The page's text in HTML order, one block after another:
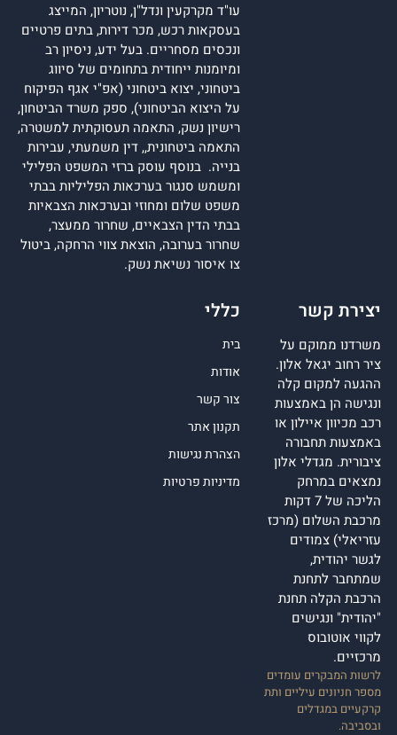
עו"ד מקרקעין ונדל"ן, נוטריון, המייצג
בעסקאות רכש, מכר דירות, בתים פרטיים
ונכסים מסחריים. בעל ידע, ניסיון רב
ומיומנות ייחודית בתחומים של סיווג
ביטחוני, יצוא ביטחוני (אפ"י אגף הפיקוח
על היצוא הביטחוני), ספק משרד הביטחון,
רישיון נשק, התאמה תעסוקתית למשטרה,
התאמה ביטחונית,, דין משמעתי, עבירות
בנייה. בנוסף עוסק ברזי המשפט הפלילי
ומשמש סנגור בערכאות הפליליות בבתי
משפט שלום ומחוזי ובערכאות הצבאיות
בבתי הדין הצבאיים, שחרור ממעצר,
שחרור בערובה, הוצאת צווי הרחקה, ביטול
צו איסור נשיאת נשק.
יצירת קשר
משרדנו ממוקם על
ציר רחוב יגאל אלון.
ההגעה למקום קלה
ונגישה הן באמצעות
רכב מכיוון איילון או
באמצעות תחבורה
ציבורית. מגדלי אלון
נמצאים במרחק
הליכה של 7 דקות
מרכבת השלום (מרכז
עזריאלי) צמודים
לגשר יהודית,
שמתחבר לתחנת
הרכבת הקלה תחנת
"יהודית" ונגישים
לקווי אוטובוס
מרכזיים.
לרשות המבקרים עומדים
מספר חניונים עיליים ותת
קרקעיים במגדלים
ובסביבה.
כללי
בית
אודות
צור קשר
תקנון אתר
הצהרת נגישות
מדיניות פרטיות